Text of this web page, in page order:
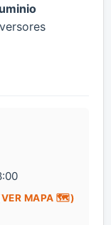
MAPA 🗺️)